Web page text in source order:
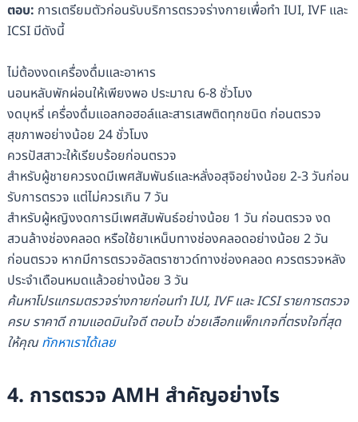
ตอบ: การเตรียมตัวก่อนรับบริการตรวจร่างกายเพื่อทำ IUI, IVF และ
ICSI มีดังนี้
ไม่ต้องงดเครื่องดื่มและอาหาร
นอนหลับพักผ่อนให้เพียงพอ ประมาณ 6-8 ชั่วโมง
งดบุหรี่ เครื่องดื่มแอลกอฮอล์และสารเสพติดทุกชนิด ก่อนตรวจ
สุขภาพอย่างน้อย 24 ชั่วโมง
ควรปัสสาวะให้เรียบร้อยก่อนตรวจ
สำหรับผู้ชายควรงดมีเพศสัมพันธ์และหลั่งอสุจิอย่างน้อย 2-3 วันก่อน
รับการตรวจ แต่ไม่ควรเกิน 7 วัน
สำหรับผู้หญิงงดการมีเพศสัมพันธ์อย่างน้อย 1 วัน ก่อนตรวจ งด
สวนล้างช่องคลอด หรือใช้ยาเหน็บทางช่องคลอดอย่างน้อย 2 วัน
ก่อนตรวจ หากมีการตรวจอัลตราซาวด์ทางช่องคลอด ควรตรวจหลัง
ประจำเดือนหมดแล้วอย่างน้อย 3 วัน
ค้นหาโปรแกรมตรวจร่างกายก่อนทำ IUI, IVF และ ICSI รายการตรวจ
ครบ ราคาดี ถามแอดมินใจดี ตอบไว ช่วยเลือกแพ็กเกจที่ตรงใจที่สุด
ให้คุณทักหาเราได้เลย
4. การตรวจ AMH สำคัญอย่างไร